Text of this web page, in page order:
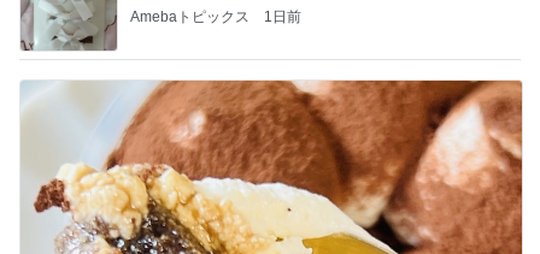
Amebaトピックス 1日前